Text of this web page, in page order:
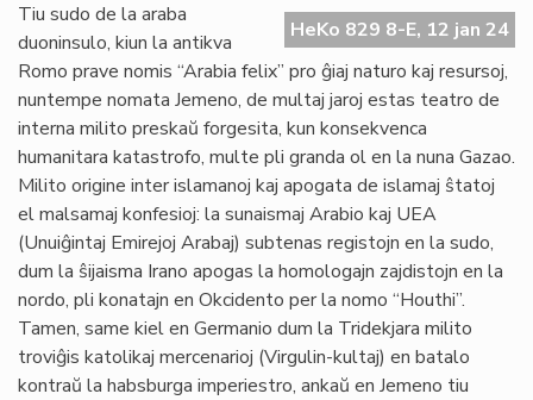
HeKo 829 8-E, 12 jan 24
Tiu sudo de la araba
duoninsulo, kiun la antikva
Romo prave nomis “Arabia felix” pro ĝiaj naturo kaj resursoj,
nuntempe nomata Jemeno, de multaj jaroj estas teatro de
interna milito preskaŭ forgesita, kun konsekvenca
humanitara katastrofo, multe pli granda ol en la nuna Gazao.
Milito origine inter islamanoj kaj apogata de islamaj ŝtatoj
el malsamaj konfesioj: la sunaismaj Arabio kaj UEA
(Unuiĝintaj Emirejoj Arabaj) subtenas registojn en la sudo,
dum la ŝijaisma Irano apogas la homologajn zajdistojn en la
nordo, pli konatajn en Okcidento per la nomo “Houthi”.
Tamen, same kiel en Germanio dum la Tridekjara milito
troviĝis katolikaj mercenarioj (Virgulin-kultaj) en batalo
kontraŭ la habsburga imperiestro, ankaŭ en Jemeno tiu